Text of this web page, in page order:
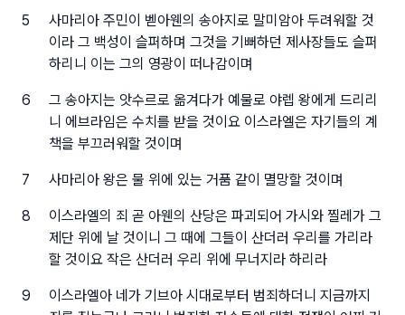
5
사마리아 주민이 벧아웬의 송아지로 말미암아 두려워할 것
이라 그 백성이 슬퍼하며 그것을 기뻐하던 제사장들도 슬퍼
하리니 이는 그의 영광이 떠나감이며
6
그 송아지는 앗수르로 옮겨다가 예물로 야렙 왕에게 드리리
니 에브라임은 수치를 받을 것이요 이스라엘은 자기들의 계
책을 부끄러워할 것이며
7 사마리아 왕은 물 위에 있는 거품 같이 멸망할 것이며
8
이스라엘의 죄 곧 아웬의 산당은 파괴되어 가시와 찔레가 그
제단 위에 날 것이니 그 때에 그들이 산더러 우리를 가리라
할 것이요 작은 산더러 우리 위에 무너지라 하리라
9
이스라엘아 네가 기브아 시대로부터 범죄하더니 지금까지